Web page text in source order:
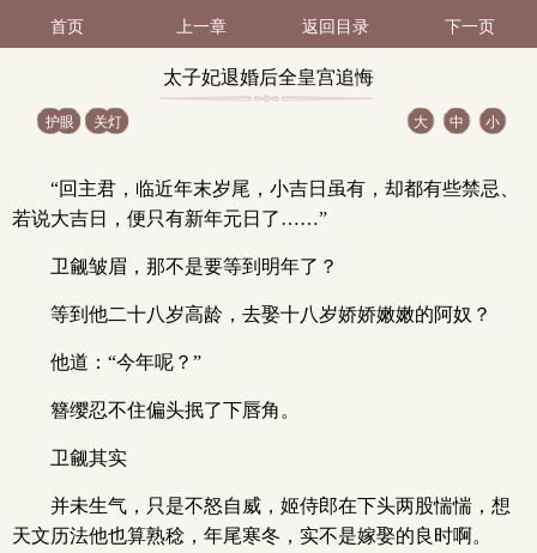
首页 上一章 返回目录 下一页
太子妃退婚后全皇宫追悔
护眼 关灯 大 中 小
“回主君，临近年末岁尾，小吉日虽有，却都有些禁忌、
若说大吉日，便只有新年元日了……”
卫觎皱眉，那不是要等到明年了？
等到他二十八岁高龄，去娶十八岁娇娇嫩嫩的阿奴？
他道：“今年呢？”
簪缨忍不住偏头抿了下唇角。
卫觎其实
并未生气，只是不怒自威，姬侍郎在下头两股惴惴，想
天文历法他也算熟稔，年尾寒冬，实不是嫁娶的良时啊。